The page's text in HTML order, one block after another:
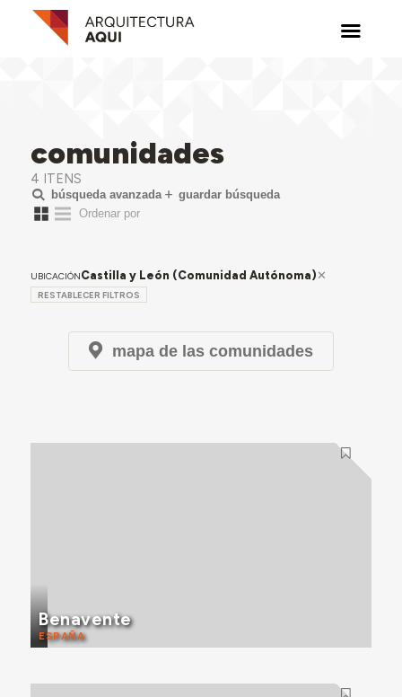
comunidades
4 ITENS
búsqueda avanzada guardar búsqueda
UBICACIÓNCastilla y León (Comunidad Autónoma)
RESTABLECER FILTROS
mapa de las comunidades
Benavente
ESPAÑA